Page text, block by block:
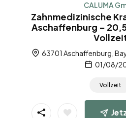
CALUMA
Zahnmedizinische
Aschaffenburg –
63701 Aschaffenburg,
01/08/
Vollzeit